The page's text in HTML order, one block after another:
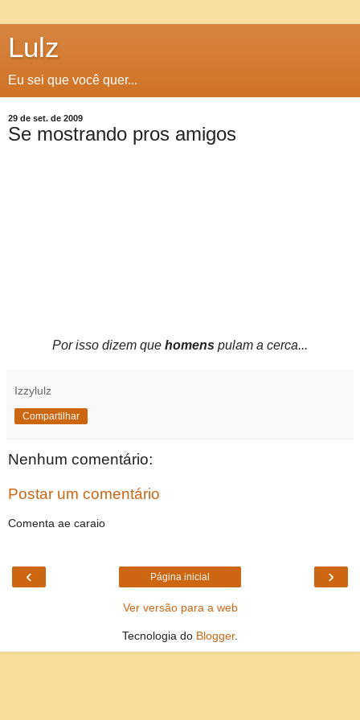
Lulz
Eu sei que você quer...
29 de set. de 2009
Se mostrando pros amigos
Por isso dizem que homens pulam a cerca...
Izzylulz
Compartilhar
Nenhum comentário:
Postar um comentário
Comenta ae caraio
‹ ›
Página inicial
Ver versão para a web
Tecnologia do Blogger.